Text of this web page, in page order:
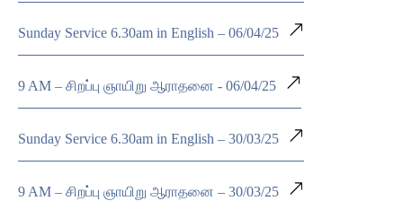
Sunday Service 6.30am in English – 06/04/25
9 AM – சிறப்பு ஞாயிறு ஆராதனை - 06/04/25
Sunday Service 6.30am in English – 30/03/25
9 AM – சிறப்பு ஞாயிறு ஆராதனை – 30/03/25